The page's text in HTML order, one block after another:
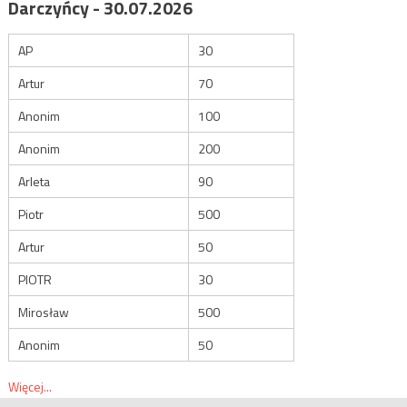
Darczyńcy - 30.07.2026
AP
30
Artur
70
Anonim
100
Anonim
200
Arleta
90
Piotr
500
Artur
50
PIOTR
30
Mirosław
500
Anonim
50
Więcej...